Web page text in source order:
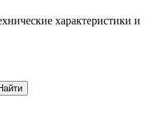
характеристики и